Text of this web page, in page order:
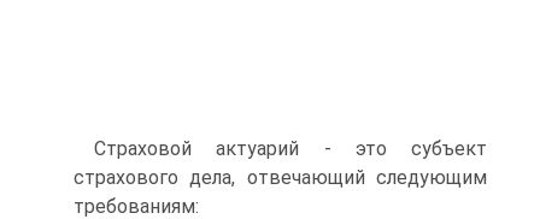
Страховой актуарий - это субъект
страхового дела, отвечающий следующим
требованиям: